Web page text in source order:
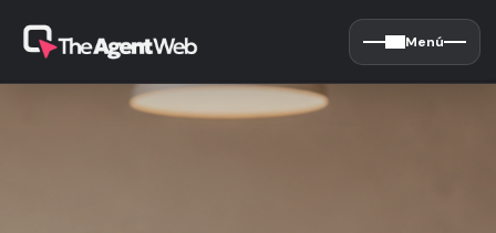
Menú